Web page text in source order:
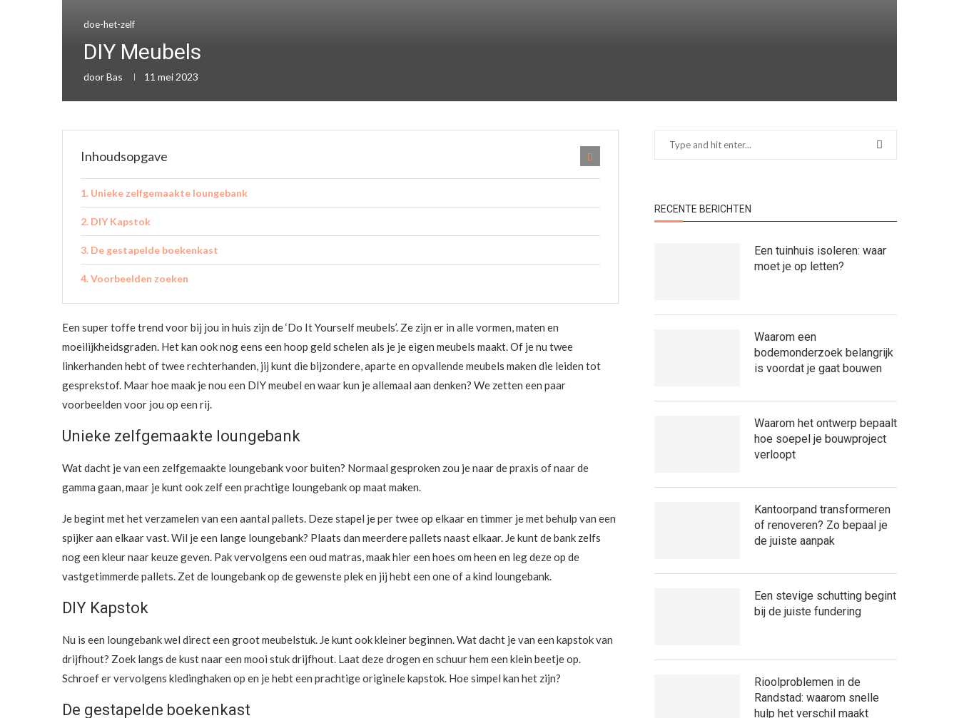
doe-het-zelf
DIY Meubels
doorBas 11 mei 2023
Inhoudsopgave
Unieke zelfgemaakte loungebank
DIY Kapstok
De gestapelde boekenkast
Voorbeelden zoeken
Een super toffe trend voor bij jou in huis zijn de ‘Do It Yourself meubels’. Ze zijn er in alle vormen, maten en
moeilijkheidsgraden. Het kan ook nog eens een hoop geld schelen als je je eigen meubels maakt. Of je nu twee
linkerhanden hebt of twee rechterhanden, jij kunt die bijzondere, aparte en opvallende meubels maken die leiden tot
gesprekstof. Maar hoe maak je nou een DIY meubel en waar kun je allemaal aan denken? We zetten een paar
voorbeelden voor jou op een rij.
Unieke zelfgemaakte loungebank
Wat dacht je van een zelfgemaakte loungebank voor buiten? Normaal gesproken zou je naar de praxis of naar de
gamma gaan, maar je kunt ook zelf een prachtige loungebank op maat maken.
Je begint met het verzamelen van een aantal pallets. Deze stapel je per twee op elkaar en timmer je met behulp van een
spijker aan elkaar vast. Wil je een lange loungebank? Plaats dan meerdere pallets naast elkaar. Je kunt de bank zelfs
nog een kleur naar keuze geven. Pak vervolgens een oud matras, maak hier een hoes om heen en leg deze op de
vastgetimmerde pallets. Zet de loungebank op de gewenste plek en jij hebt een one of a kind loungebank.
DIY Kapstok
Nu is een loungebank wel direct een groot meubelstuk. Je kunt ook kleiner beginnen. Wat dacht je van een kapstok van
drijfhout? Zoek langs de kust naar een mooi stuk drijfhout. Laat deze drogen en schuur hem een klein beetje op.
Schroef er vervolgens kledinghaken op en je hebt een prachtige originele kapstok. Hoe simpel kan het zijn?
De gestapelde boekenkast
RECENTE BERICHTEN
Een tuinhuis isoleren: waar
moet je op letten?
Waarom een
bodemonderzoek belangrijk
is voordat je gaat bouwen
Waarom het ontwerp bepaalt
hoe soepel je bouwproject
verloopt
Kantoorpand transformeren
of renoveren? Zo bepaal je
de juiste aanpak
Een stevige schutting begint
bij de juiste fundering
Rioolproblemen in de
Randstad: waarom snelle
hulp het verschil maakt